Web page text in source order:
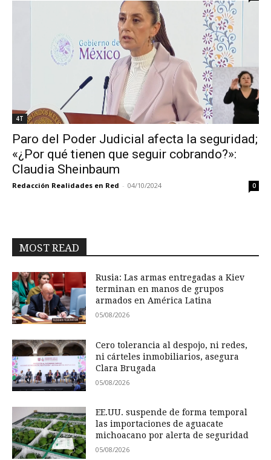
4T
Paro del Poder Judicial afecta la seguridad;
«¿Por qué tienen que seguir cobrando?»:
Claudia Sheinbaum
Redacción Realidades en Red - 04/10/2024 0
MOST READ
Rusia: Las armas entregadas a Kiev
terminan en manos de grupos
armados en América Latina
05/08/2026
Cero tolerancia al despojo, ni redes,
ni cárteles inmobiliarios, asegura
Clara Brugada
05/08/2026
EE.UU. suspende de forma temporal
las importaciones de aguacate
michoacano por alerta de seguridad
05/08/2026